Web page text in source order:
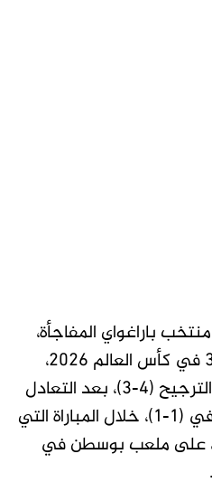
باراغواي المفاجأة،
وأقصى ألمانيا من دور الـ32 في كأس العالم 2026،
بعدما تغلب عليه بركلات الترجيح (4-3)، بعد التعادل
في الوقتين الأصلي والإضافي (1-1)، خلال المباراة التي
على ملعب بوسطن في